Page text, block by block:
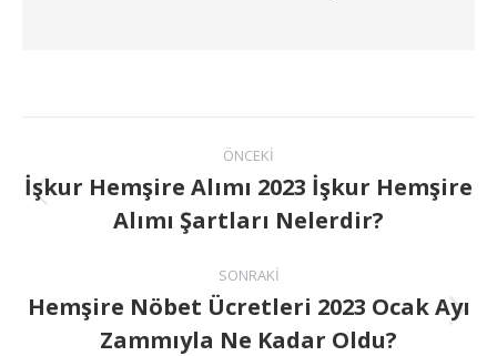
ÖNCEKI
İşkur Hemşire Alımı 2023 İşkur Hemşire
Alımı Şartları Nelerdir?
SONRAKI
Hemşire Nöbet Ücretleri 2023 Ocak Ayı
Zammıyla Ne Kadar Oldu?